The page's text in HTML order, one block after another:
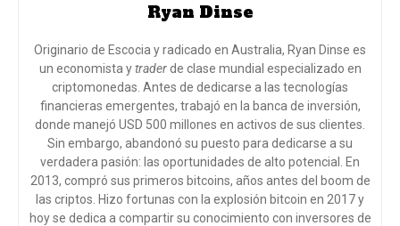
Ryan Dinse
Originario de Escocia y radicado en Australia, Ryan Dinse es
un economista ytraderde clase mundial especializado en
criptomonedas. Antes de dedicarse a las tecnologías
financieras emergentes, trabajó en la banca de inversión,
donde manejó USD 500 millones en activos de sus clientes.
Sin embargo, abandonó su puesto para dedicarse a su
verdadera pasión: las oportunidades de alto potencial. En
2013, compró sus primeros bitcoins, años antes del boom de
las criptos. Hizo fortunas con la explosión bitcoin en 2017 y
hoy se dedica a compartir su conocimiento con inversores de